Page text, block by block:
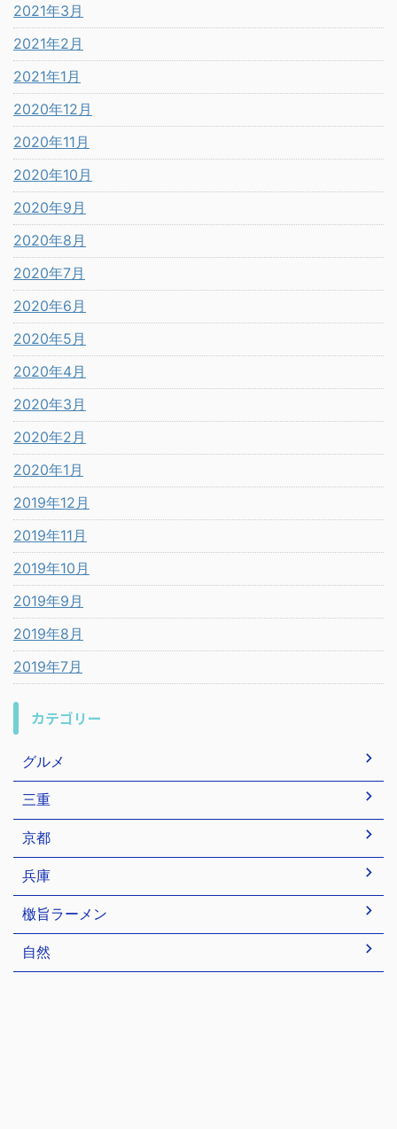
2021年3月
2021年2月
2021年1月
2020年12月
2020年11月
2020年10月
2020年9月
2020年8月
2020年7月
2020年6月
2020年5月
2020年4月
2020年3月
2020年2月
2020年1月
2019年12月
2019年11月
2019年10月
2019年9月
2019年8月
2019年7月
カテゴリー
グルメ
三重
京都
兵庫
檄旨ラーメン
自然